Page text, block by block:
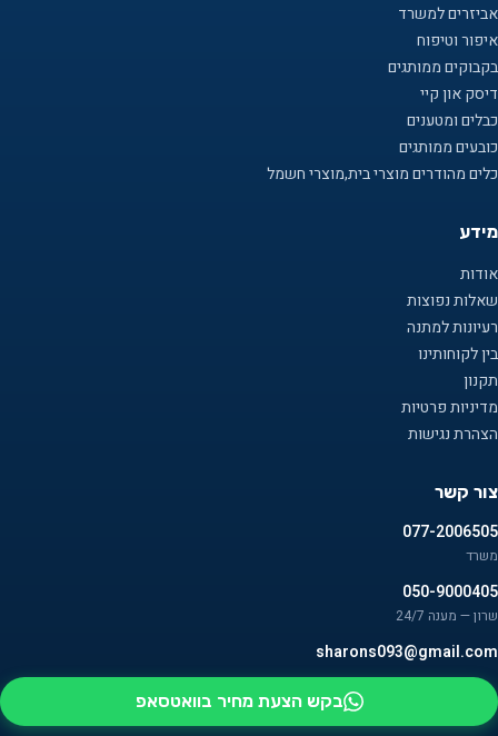
אביזרים למשרד
איפור וטיפוח
בקבוקים ממותגים
דיסק און קיי
כבלים ומטענים
כובעים ממותגים
כלים מהודרים מוצרי בית,מוצרי חשמל
מידע
אודות
שאלות נפוצות
רעיונות למתנה
בין לקוחותינו
תקנון
מדיניות פרטיות
הצהרת נגישות
צור קשר
077-2006505
משרד
050-9000405
שרון — מענה 24/7
sharons093@gmail.com
בקש הצעת מחיר בוואטסאפ